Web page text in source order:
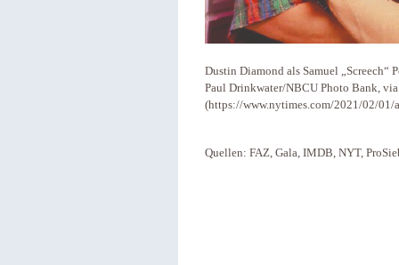
Dustin Diamond als Samuel „Screech“
Paul Drinkwater/NBCU Photo Bank,
(https://www.nytimes.com/2021/02/
Quellen: FAZ, Gala, IMDB, NYT,